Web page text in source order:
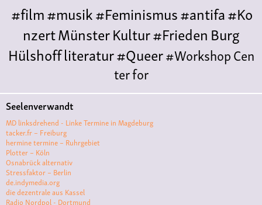
#film#musik#Feminismus#antifa#Ko
nzertMünsterKultur#FriedenBurg
Hülshoffliteratur#Queer#WorkshopCen
ter for
LiteraturePolyamoriePolytreff#liveKonzert
Polyamorietreff
MonogamieCNM#jazz#vortrag
ismuskunstantisemitismus
VKqueer#Demo
Seelenverwandt
MD linksdrehend - Linke Termine in Magdeburg
tacker.fr – Freiburg
hermine termine – Ruhrgebiet
Plotter – Köln
Osnabrück alternativ
Stressfaktor – Berlin
de.indymedia.org
die dezentrale aus Kassel
Radio Nordpol - Dortmund